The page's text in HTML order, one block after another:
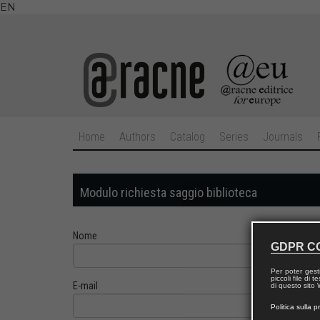
EN
Home Authors Catalog Series Journals
Modulo richiesta saggio biblioteca
Nome
E-mail
GDPR
Per poter
piccoli file di
di questo sito
Politica sulla